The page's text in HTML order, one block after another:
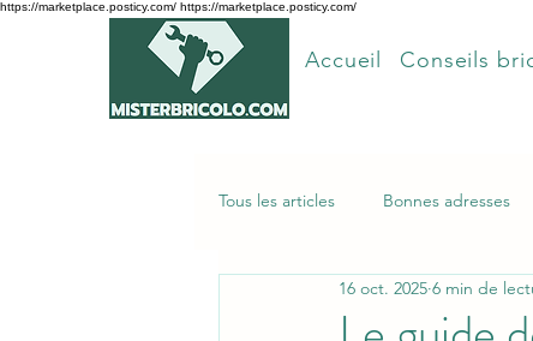
https://marketplace.posticy.com/ https://marketplace.posticy.com/
Accueil Conseils
Tous les articles Bonnes adresses
Articles les plus lus
16 oct. 2025 6 min de